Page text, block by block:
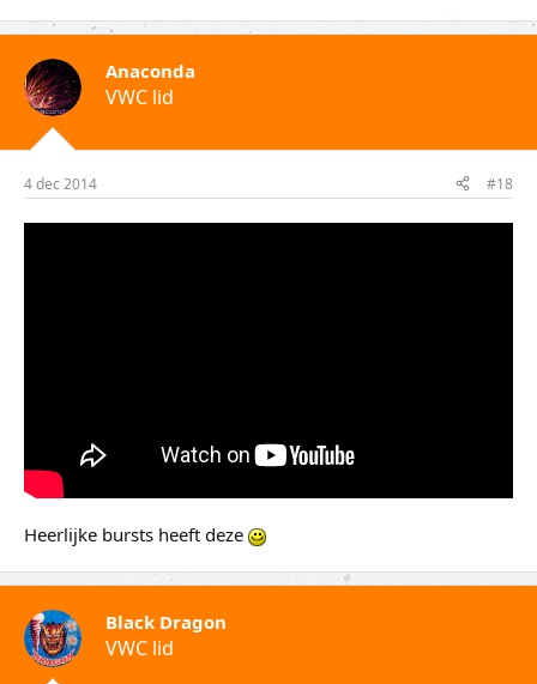
Anaconda
VWC lid
4 dec 2014 #18
Heerlijke bursts heeft deze
Black Dragon
VWC lid